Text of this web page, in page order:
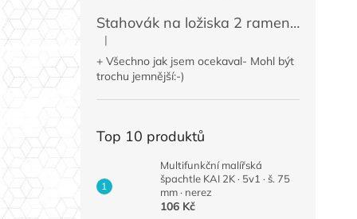
Stahovák na ložiska 2 ramenný MINI 50 / 60 mm
Hodnocení produktu je 4 z 5 hvězdiček.
|
+ Všechno jak jsem ocekaval- Mohl být
trochu jemnější:-)
Top 10 produktů
Multifunkční malířská
špachtle KAI 2K · 5v1 · š. 75
mm · nerez
106 Kč